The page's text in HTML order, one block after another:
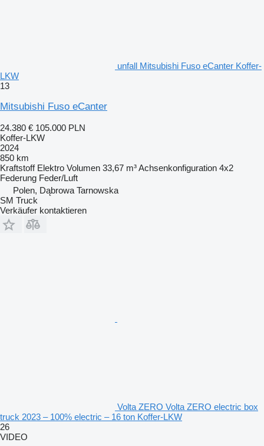
unfall Mitsubishi Fuso eCanter Koffer-
LKW
13
Mitsubishi Fuso eCanter
24.380 € 105.000 PLN
Koffer-LKW
2024
850 km
Kraftstoff Elektro Volumen 33,67 m³Achsenkonfiguration 4x2
Federung Feder/Luft
Polen, Dąbrowa Tarnowska
SM Truck
Verkäufer kontaktieren
Volta ZERO Volta ZERO electric box
truck 2023 – 100% electric – 16 ton Koffer-LKW
26
VIDEO